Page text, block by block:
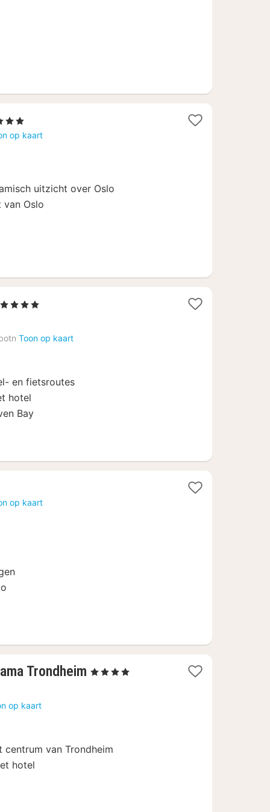
op kaart
uitzicht over Oslo
Oslo
1
vanaf
108,64
, 4 Sterren
Toon op kaart
en fietsroutes
hotel
Bay
op kaart
Trondheim 1
, 4 Sterren
op kaart
centrum van Trondheim
hotel